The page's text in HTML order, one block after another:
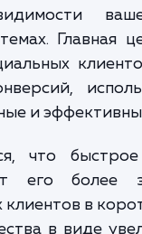
на
видимости
конверсий,